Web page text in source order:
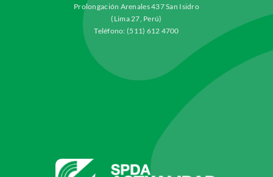
Prolongación Arenales 437 San Isidro
(Lima 27, Perú)
Teléfono: (511) 612 4700